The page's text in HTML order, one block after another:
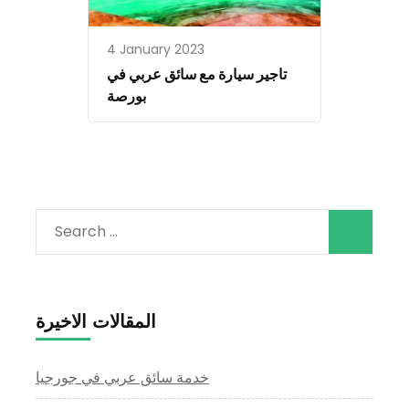
4 January 2023
تاجير سيارة مع سائق عربي في
بورصة
Search
for:
المقالات الاخيرة
خدمة سائق عربي في جورجيا